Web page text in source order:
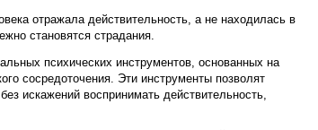
отражала действительность, а не находилась в
становятся страдания.
психических инструментов, основанных на
сосредоточения. Эти инструменты позволят
искажений воспринимать действительность,